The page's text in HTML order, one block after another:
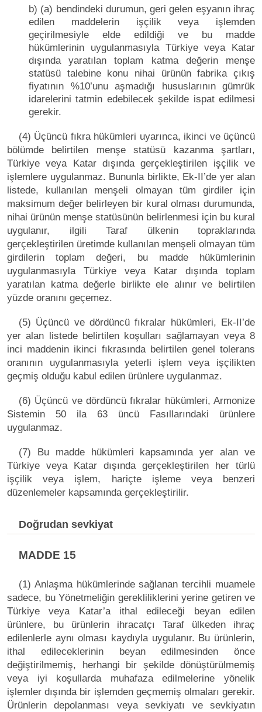
b) (a) bendindeki durumun, geri gelen eşyanın ihraç
edilen maddelerin işçilik veya işlemden
geçirilmesiyle elde edildiği ve bu madde
hükümlerinin uygulanmasıyla Türkiye veya Katar
dışında yaratılan toplam katma değerin menşe
statüsü talebine konu nihai ürünün fabrika çıkış
fiyatının %10’unu aşmadığı hususlarının gümrük
idarelerini tatmin edebilecek şekilde ispat edilmesi
gerekir.
(4) Üçüncü fıkra hükümleri uyarınca, ikinci ve üçüncü
bölümde belirtilen menşe statüsü kazanma şartları,
Türkiye veya Katar dışında gerçekleştirilen işçilik ve
işlemlere uygulanmaz. Bununla birlikte, Ek-II’de yer alan
listede, kullanılan menşeli olmayan tüm girdiler için
maksimum değer belirleyen bir kural olması durumunda,
nihai ürünün menşe statüsünün belirlenmesi için bu kural
uygulanır, ilgili Taraf ülkenin topraklarında
gerçekleştirilen üretimde kullanılan menşeli olmayan tüm
girdilerin toplam değeri, bu madde hükümlerinin
uygulanmasıyla Türkiye veya Katar dışında toplam
yaratılan katma değerle birlikte ele alınır ve belirtilen
yüzde oranını geçemez.
(5) Üçüncü ve dördüncü fıkralar hükümleri, Ek-II’de
yer alan listede belirtilen koşulları sağlamayan veya 8
inci maddenin ikinci fıkrasında belirtilen genel tolerans
oranının uygulanmasıyla yeterli işlem veya işçilikten
geçmiş olduğu kabul edilen ürünlere uygulanmaz.
(6) Üçüncü ve dördüncü fıkralar hükümleri, Armonize
Sistemin 50 ila 63 üncü Fasıllarındaki ürünlere
uygulanmaz.
(7) Bu madde hükümleri kapsamında yer alan ve
Türkiye veya Katar dışında gerçekleştirilen her türlü
işçilik veya işlem, hariçte işleme veya benzeri
düzenlemeler kapsamında gerçekleştirilir.
Doğrudan sevkiyat
MADDE 15
(1) Anlaşma hükümlerinde sağlanan tercihli muamele
sadece, bu Yönetmeliğin gerekliliklerini yerine getiren ve
Türkiye veya Katar’a ithal edileceği beyan edilen
ürünlere, bu ürünlerin ihracatçı Taraf ülkeden ihraç
edilenlerle aynı olması kaydıyla uygulanır. Bu ürünlerin,
ithal edileceklerinin beyan edilmesinden önce
değiştirilmemiş, herhangi bir şekilde dönüştürülmemiş
veya iyi koşullarda muhafaza edilmelerine yönelik
işlemler dışında bir işlemden geçmemiş olmaları gerekir.
Ürünlerin depolanması veya sevkiyatı ve sevkiyatın